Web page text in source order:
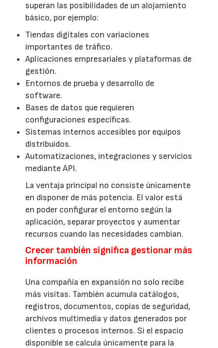
superan las posibilidades de un alojamiento
básico, por ejemplo:
Tiendas digitales con variaciones
importantes de tráfico.
Aplicaciones empresariales y plataformas de
gestión.
Entornos de prueba y desarrollo de
software.
Bases de datos que requieren
configuraciones específicas.
Sistemas internos accesibles por equipos
distribuidos.
Automatizaciones, integraciones y servicios
mediante API.
La ventaja principal no consiste únicamente
en disponer de más potencia. El valor está
en poder configurar el entorno según la
aplicación, separar proyectos y aumentar
recursos cuando las necesidades cambian.
Crecer también significa gestionar más
información
Una compañía en expansión no solo recibe
más visitas. También acumula catálogos,
registros, documentos, copias de seguridad,
archivos multimedia y datos generados por
clientes o procesos internos. Si el espacio
disponible se calcula únicamente para la